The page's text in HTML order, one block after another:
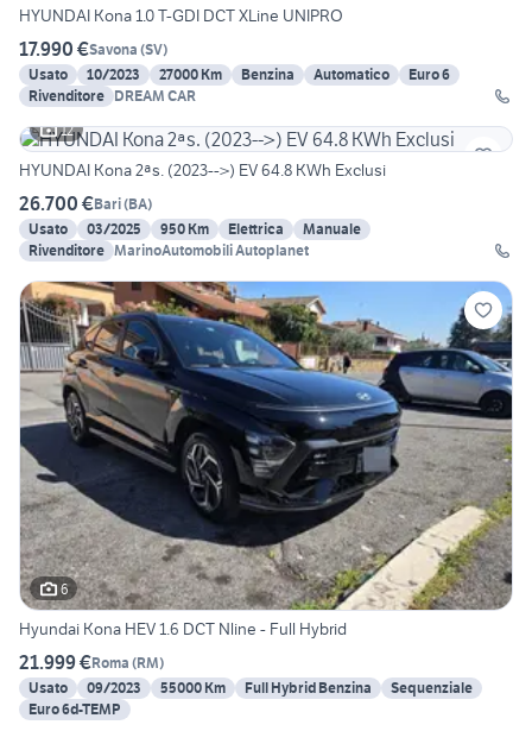
HYUNDAI Kona 1.0 T-GDI DCT XLine UNIPRO
17.990 €Savona (SV)
Usato
10/2023 27000 Km Benzina Automatico
Euro 6
Rivenditore DREAM CAR
12
HYUNDAI Kona 2ªs. (2023-->) EV 64.8 KWh Exclusi
26.700 €Bari(BA)
Usato
03/2025 950 Km Elettrica
Manuale
Rivenditore MarinoAutomobili Autoplanet
6
Hyundai Kona HEV 1.6 DCT Nline - Full Hybrid
21.999 €Roma (RM)
Usato
09/2023 55000 Km Full Hybrid Benzina
Sequenziale
Euro 6d-TEMP